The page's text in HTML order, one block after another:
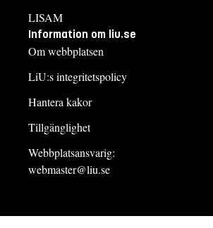
LISAM
Information om liu.se
Om webbplatsen
LiU:s integritetspolicy
Hantera kakor
Tillgänglighet
Webbplatsansvarig:
webmaster@liu.se